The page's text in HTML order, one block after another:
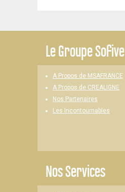
LeGroupe Sofive
A Propos de MSAFRANCE
A Propos de CREALIGNE
Nos Partenaires
Les Incontournables
Nos Services